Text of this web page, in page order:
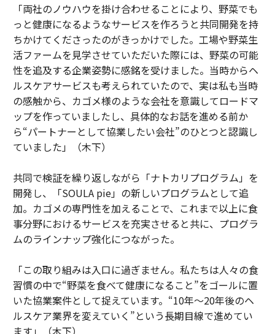
「両社のノウハウを掛け合わせることにより、野菜でも
っと健康になるようなサービスを作ろうと共同開発を持
ちかけてくださったのがきっかけでした。工場や野菜生
活ファームを見学させていただいた際には、野菜の可能
性を追及する企業姿勢に感銘を受けました。当時からヘ
ルスケアサービスも考えられていたので、実は私も当時
の感触から、カゴメ様のような会社を意識してロードマ
ップを作っていましたし、具体的なお話を進める前か
ら“パートナーとして協業したい会社”のひとつと認識し
ていました」（木下）
共同で検証を繰り返しながら「ナトカリプログラム」を
開発し、「SOULA pie」の新しいプログラムとして追
加。カゴメの専門性を加えることで、これまで以上に食
事分野におけるサービスを充実させると共に、プログラ
ムのラインナップ強化につながった。
「この取り組みは入口に過ぎません。私たちは人々の食
習慣の中で“野菜を食べて健康になること”をゴールに置
いた協業案件として捉えています。“10年～20年後のヘ
ルスケア業界を変えていく”という長期目線で進めてい
ます」（木下）